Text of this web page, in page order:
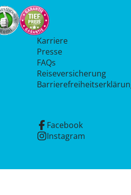
Karriere
Presse
FAQs
Reiseversicherung
Facebook
Instagram